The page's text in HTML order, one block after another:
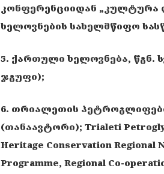
კონფერენციიდან „კულტურა
ხელოვნების სახელმწიფო
5. ქართული ხელოვნება, წგნ.
ჯგუფი);
6. თრიალეთის
(თანაავტორი); Trialeti
Heritage Conservation Regional
Programme, Regional Co-